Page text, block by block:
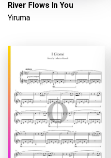
River Flows In You
Yiruma